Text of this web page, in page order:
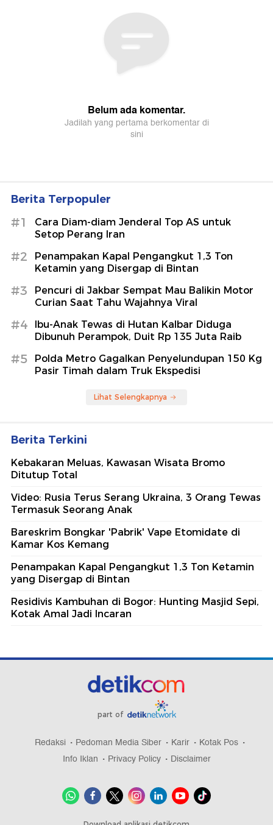
Berita Terpopuler
#1
Cara Diam-diam Jenderal Top AS untuk
Setop Perang Iran
#2
Penampakan Kapal Pengangkut 1,3 Ton
Ketamin yang Disergap di Bintan
#3
Pencuri di Jakbar Sempat Mau Balikin Motor
Curian Saat Tahu Wajahnya Viral
#4
Ibu-Anak Tewas di Hutan Kalbar Diduga
Dibunuh Perampok, Duit Rp 135 Juta Raib
#5
Polda Metro Gagalkan Penyelundupan 150 Kg
Pasir Timah dalam Truk Ekspedisi
Lihat Selengkapnya
Berita Terkini
Kebakaran Meluas, Kawasan Wisata Bromo
Ditutup Total
Video: Rusia Terus Serang Ukraina, 3 Orang Tewas
Termasuk Seorang Anak
Bareskrim Bongkar 'Pabrik' Vape Etomidate di
Kamar Kos Kemang
Penampakan Kapal Pengangkut 1,3 Ton Ketamin
yang Disergap di Bintan
Residivis Kambuhan di Bogor: Hunting Masjid Sepi,
Kotak Amal Jadi Incaran
part of
Redaksi Pedoman Media Siber Karir
Kotak Pos
Info Iklan
Privacy Policy Disclaimer